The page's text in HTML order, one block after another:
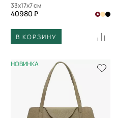
33x17x7 см
40980 ₽
В КОРЗИНУ
НОВИНКА